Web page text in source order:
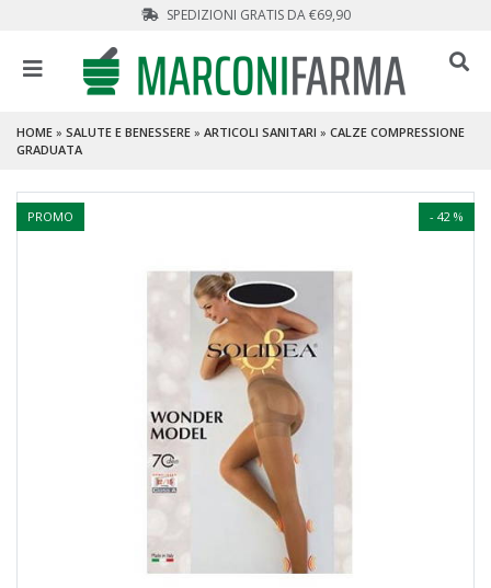
SPEDIZIONI GRATIS DA €69,90
HOME » SALUTE E BENESSERE » ARTICOLI SANITARI » CALZE COMPRESSIONE
GRADUATA
- 42 %
PROMO